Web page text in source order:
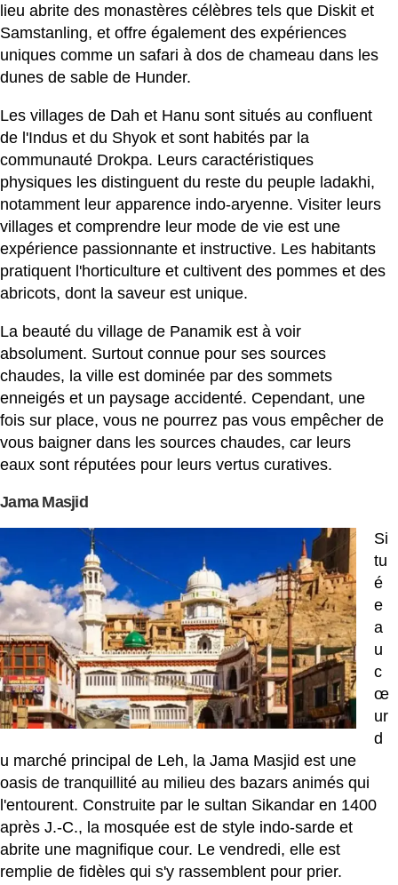
lieu abrite des monastères célèbres tels que Diskit et
Samstanling, et offre également des expériences
uniques comme un safari à dos de chameau dans les
dunes de sable de Hunder.
Les villages de Dah et Hanu sont situés au confluent
de l'Indus et du Shyok et sont habités par la
communauté Drokpa. Leurs caractéristiques
physiques les distinguent du reste du peuple ladakhi,
notamment leur apparence indo-aryenne. Visiter leurs
villages et comprendre leur mode de vie est une
expérience passionnante et instructive. Les habitants
pratiquent l'horticulture et cultivent des pommes et des
abricots, dont la saveur est unique.
La beauté du village de Panamik est à voir
absolument. Surtout connue pour ses sources
chaudes, la ville est dominée par des sommets
enneigés et un paysage accidenté. Cependant, une
fois sur place, vous ne pourrez pas vous empêcher de
vous baigner dans les sources chaudes, car leurs
eaux sont réputées pour leurs vertus curatives.
Jama Masjid
Si
tu
é
e
a
u
c
œ
ur
d
u marché principal de Leh, la Jama Masjid est une
oasis de tranquillité au milieu des bazars animés qui
l'entourent. Construite par le sultan Sikandar en 1400
après J.-C., la mosquée est de style indo-sarde et
abrite une magnifique cour. Le vendredi, elle est
remplie de fidèles qui s'y rassemblent pour prier.